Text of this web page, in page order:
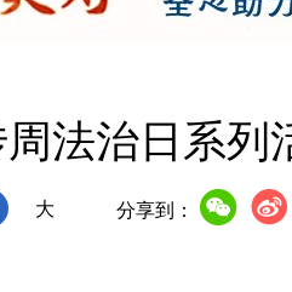
法治日系列
大 分享到：